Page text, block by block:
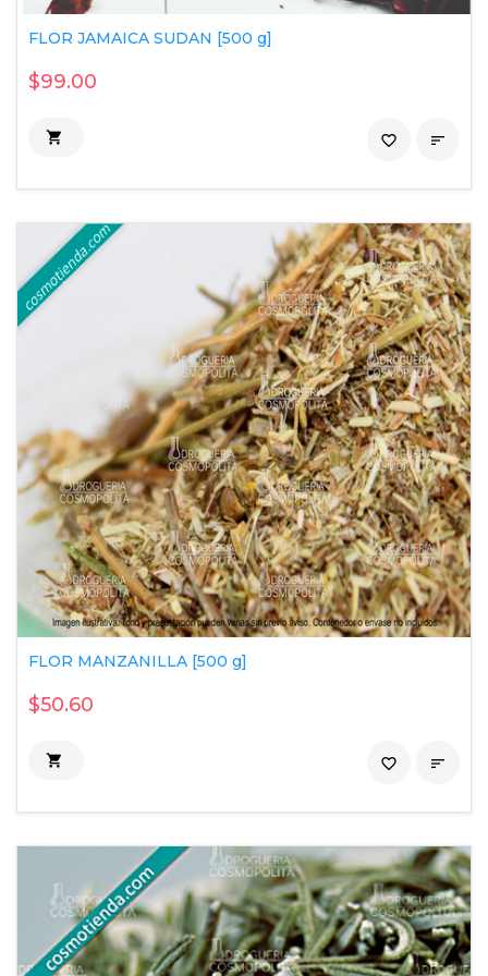
FLOR JAMAICA SUDAN [500 g]
$99.00
 
favorite_border
FLOR MANZANILLA [500 g]
$50.60
 
favorite_border